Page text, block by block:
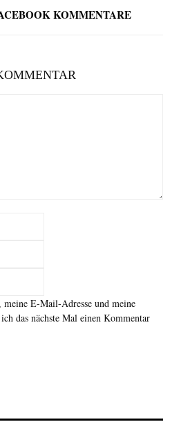
KOMMENTARE
meine E-Mail-Adresse und meine
das nächste Mal einen Kommentar